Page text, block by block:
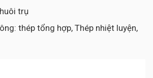
trụ
thép tổng hợp, Thép nhiệt luyện,